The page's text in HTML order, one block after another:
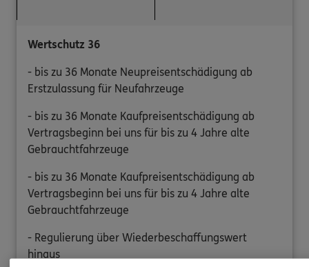
Wertschutz 36
- bis zu 36 Monate Neupreisentschädigung ab
Erstzulassung für Neufahrzeuge
- bis zu 36 Monate Kaufpreisentschädigung ab
Vertragsbeginn bei uns für bis zu 4 Jahre alte
Gebrauchtfahrzeuge
- bis zu 36 Monate Kaufpreisentschädigung ab
Vertragsbeginn bei uns für bis zu 4 Jahre alte
Gebrauchtfahrzeuge
- Regulierung über Wiederbeschaffungswert
hinaus